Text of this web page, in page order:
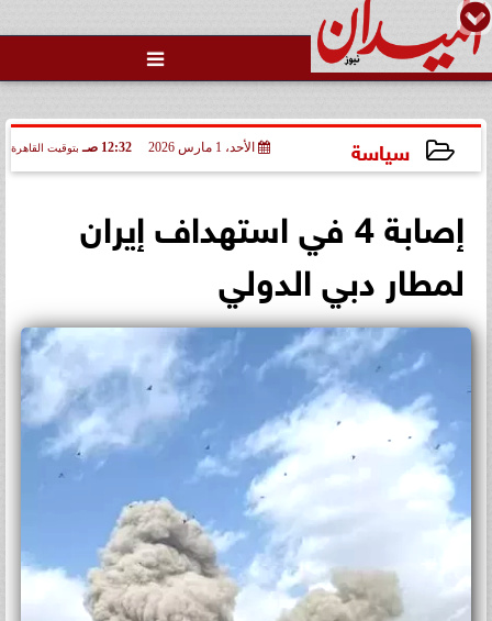

سياسة الأحد، 1 مارس 2026 12:32 صـ بتوقيت القاهرة
إصابة 4 في استهداف إيران
لمطار دبي الدولي